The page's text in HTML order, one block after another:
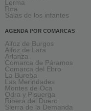
Lerma
Roa
Salas de los infantes
AGENDA POR COMARCAS
Alfoz de Burgos
Alfoz de Lara
Arlanza
Comarca de Páramos
Comarca del Ebro
La Bureba
Las Merindades
Montes de Oca
Odra y Pisuerga
Ribera del Duero
Sierra de la Demanda